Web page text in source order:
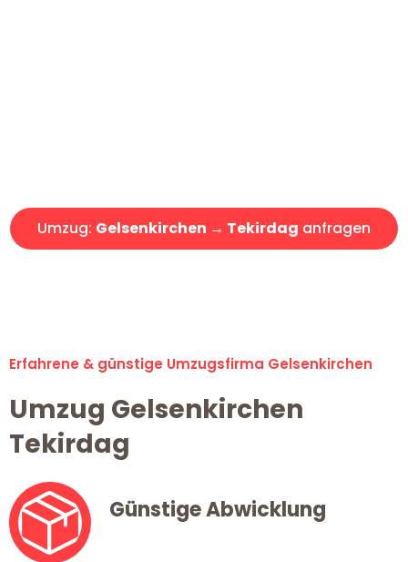
Umzug: Gelsenkirchen → Tekirdag anfragen
Erfahrene & günstige Umzugsfirma Gelsenkirchen
Umzug Gelsenkirchen
Tekirdag
Günstige Abwicklung